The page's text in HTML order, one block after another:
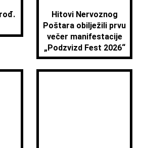
Hitovi Nervoznog
Poštara obilježili prvu
večer manifestacije
„Podzvizd Fest 2026“